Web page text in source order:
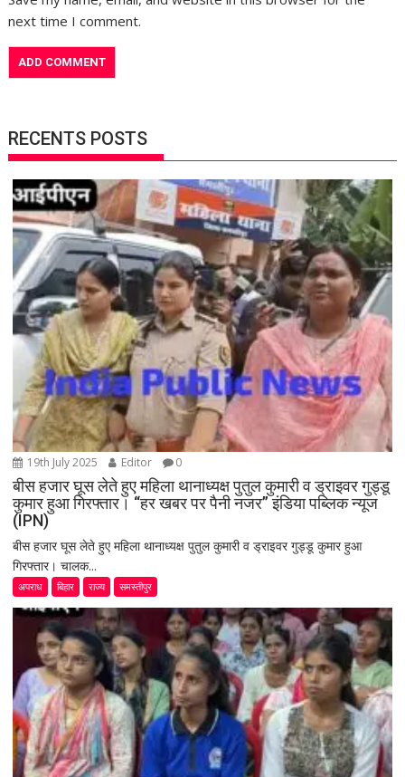
next time I comment.
RECENTS POSTS
19th July 2025 Editor 0
बीस हजार घूस लेते हुए महिला थानाध्यक्ष पुतुल कुमारी व ड्राइवर गुड्डू
कुमार हुआ गिरफ्तार। “हर खबर पर पैनी नजर” इंडिया पब्लिक न्यूज
(IPN)
बीस हजार घूस लेते हुए महिला थानाध्यक्ष पुतुल कुमारी व ड्राइवर गुड्डू कुमार हुआ
गिरफ्तार। चालक...
अपराध बिहार राज्य समस्तीपुर